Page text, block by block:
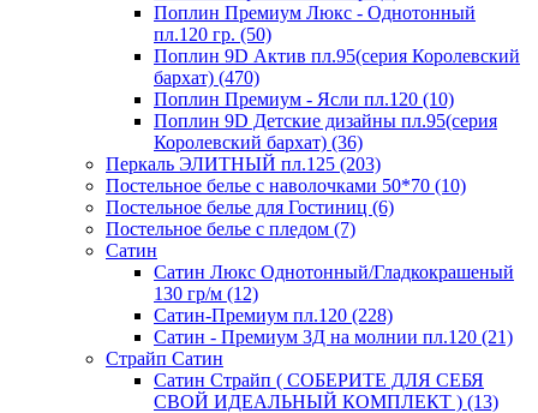
Поплин Премиум Люкс - Однотонный
пл.120 гр. (50)
Поплин 9D Актив пл.95(серия Королевский
бархат) (470)
Поплин Премиум - Ясли пл.120 (10)
Поплин 9D Детские дизайны пл.95(серия
Королевский бархат) (36)
Перкаль ЭЛИТНЫЙ пл.125 (203)
Постельное белье с наволочками 50*70 (10)
Постельное белье для Гостиниц (6)
Постельное белье с пледом (7)
Сатин
Сатин Люкс Однотонный/Гладкокрашеный
130 гр/м (12)
Сатин-Премиум пл.120 (228)
Сатин - Премиум 3Д на молнии пл.120 (21)
Страйп Сатин
Сатин Страйп ( СОБЕРИТЕ ДЛЯ СЕБЯ
СВОЙ ИДЕАЛЬНЫЙ КОМПЛЕКТ ) (13)